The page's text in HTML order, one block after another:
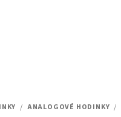
/ ANALOGOVÉ HODINKY /